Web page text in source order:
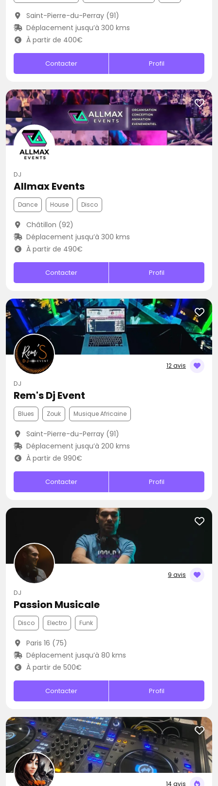
Saint-Pierre-du-Perray (91)
Déplacement jusqu’à 300 kms
À partir de 400€
Contacter Profil
DJ
Allmax Events
Dance House Disco
Châtillon (92)
Déplacement jusqu’à 300 kms
À partir de 490€
Contacter Profil
12 avis
DJ
Rem's Dj Event
Blues Zouk Musique Africaine
Saint-Pierre-du-Perray (91)
Déplacement jusqu’à 200 kms
À partir de 990€
Contacter Profil
9 avis
DJ
Passion Musicale
Disco Electro Funk
Paris 16 (75)
Déplacement jusqu’à 80 kms
À partir de 500€
Contacter Profil
14 avis